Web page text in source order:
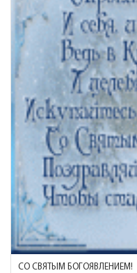
СО СВЯТЫМ БОГОЯВЛЕНИЕМ!